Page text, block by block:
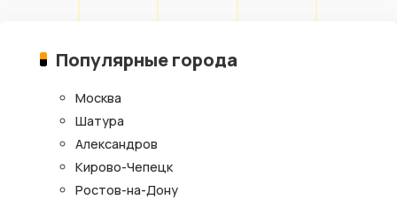
Популярные города
Москва
Шатура
Александров
Кирово-Чепецк
Ростов-на-Дону